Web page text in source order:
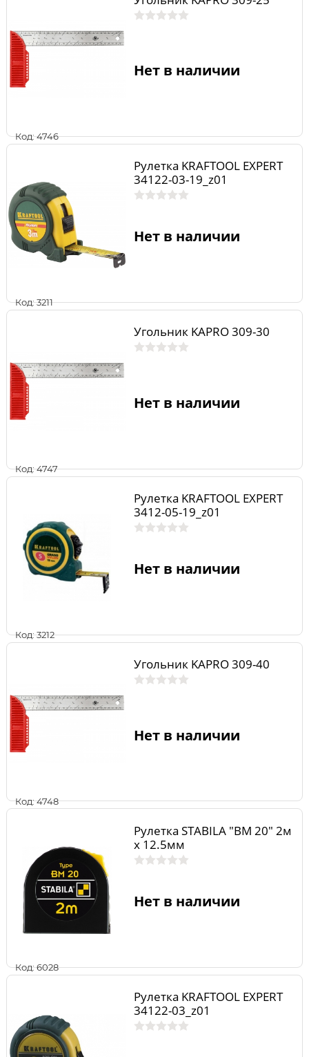
Код: 4746
Нет в наличии
Код: 3211
Рулетка KRAFTOOL EXPERT
34122-03-19_z01
Нет в наличии
Код: 4747
Угольник KAPRO 309-30
Нет в наличии
Код: 3212
Рулетка KRAFTOOL EXPERT
3412-05-19_z01
Нет в наличии
Код: 4748
Угольник KAPRO 309-40
Нет в наличии
Код: 6028
Рулетка STABILA "BM 20" 2м
x 12.5мм
Нет в наличии
Рулетка KRAFTOOL EXPERT
34122-03_z01